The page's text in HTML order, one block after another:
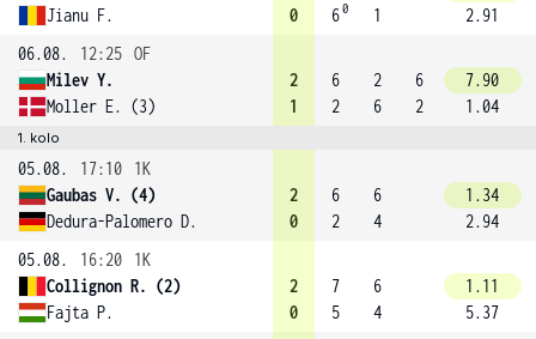
Jianu F.
0
60
1
2.91
06.08.
12:25 OF
Milev Y.
Moller E. (3)
2
1
6
2
2
6
6
2
7.90
1.04
1. kolo
05.08. 17:10
1K
Gaubas V. (4)
Dedura-Palomero D.
2
0
6
2
6
4
1.34
2.94
05.08.
16:20
1K
Collignon R. (2)
Fajta P.
2
0
7
5
6
4
1.11
5.37